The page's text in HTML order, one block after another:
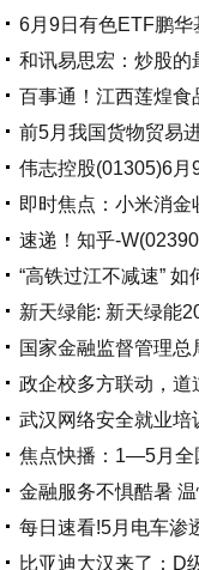
6月9日有色ETF鹏华
和讯易思宏：炒股的
百事通！江西莲煌食
前5月我国货物贸易
伟志控股(01305)6月
即时焦点：小米消金
速递！知乎-
“高铁过江不减速”
新天绿能: 新天绿能
国家金融监督管理
政企校多方联动，道
武汉网络安全就业培
焦点快播：1—5月全
金融服务不惧酷暑
每日速看!5月电车渗
比亚迪大汉来了：D